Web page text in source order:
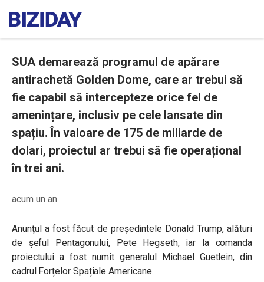
SUA demarează programul de apărare
antirachetă Golden Dome, care ar trebui să
fie capabil să intercepteze orice fel de
amenințare, inclusiv pe cele lansate din
spațiu. În valoare de 175 de miliarde de
dolari, proiectul ar trebui să fie operațional
în trei ani.
acum un an
Anunțul a fost făcut de președintele Donald Trump, alături
de șeful Pentagonului, Pete Hegseth, iar la comanda
proiectului a fost numit generalul Michael Guetlein, din
cadrul Forțelor Spațiale Americane.